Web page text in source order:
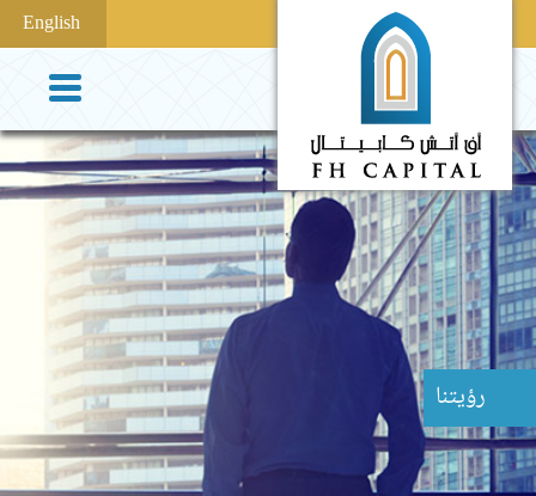
English
رؤيتنا